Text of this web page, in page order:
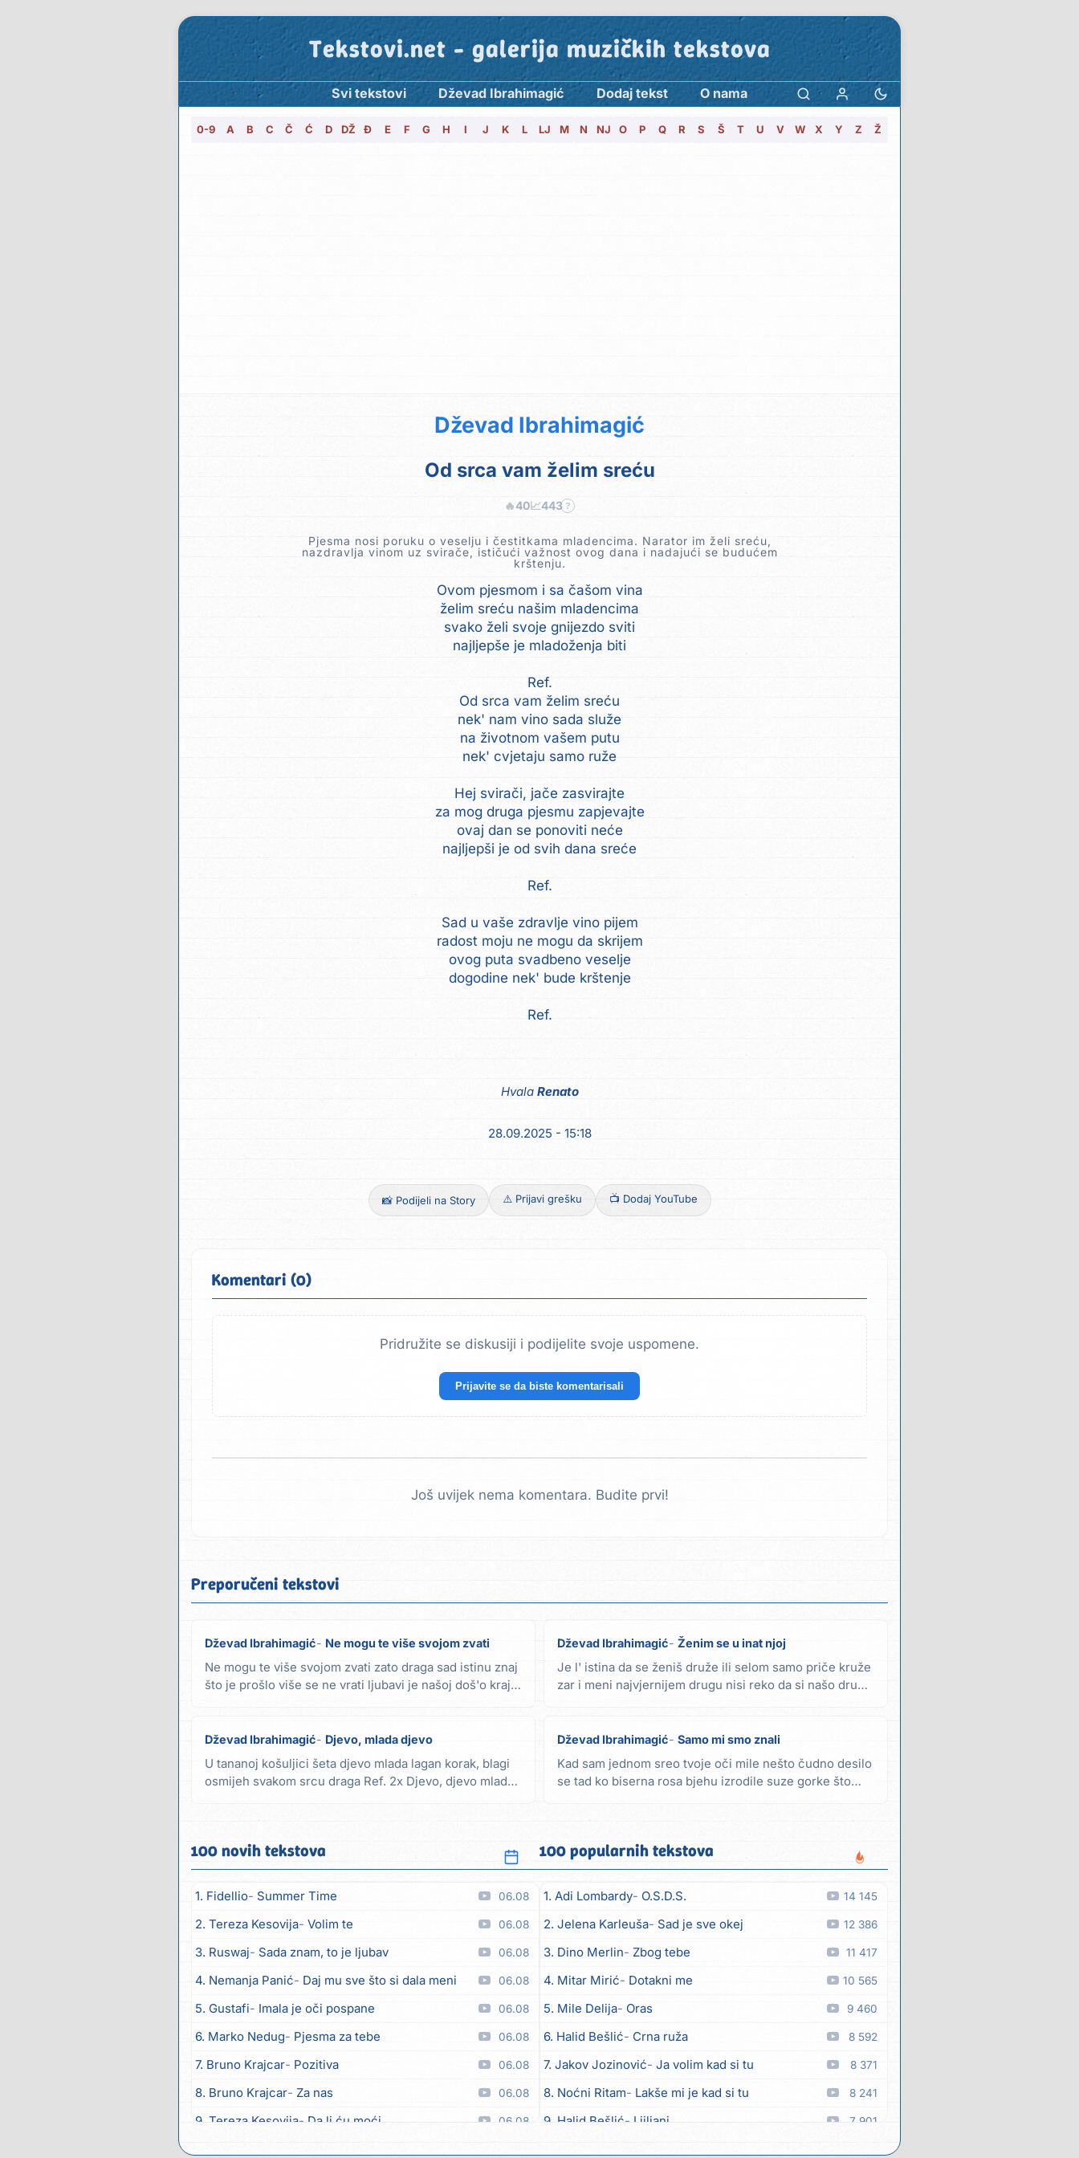
Tekstovi.net - galerija muzičkih tekstova
Svi tekstovi Dževad Ibrahimagić Dodaj tekst O nama
0-9 A B C Č Ć D DŽ Đ E F G H I J K L LJ M N NJ O P Q R S Š T U V W X Y Z Ž
Dževad Ibrahimagić
Od srca vam želim sreću
🔥40📈443 ?
Pjesma nosi poruku o veselju i čestitkama mladencima. Narator im želi sreću,
nazdravlja vinom uz svirače, ističući važnost ovog dana i nadajući se budućem
krštenju.
Ovom pjesmom i sa čašom vina
želim sreću našim mladencima
svako želi svoje gnijezdo sviti
najljepše je mladoženja biti
Ref.
Od srca vam želim sreću
nek' nam vino sada služe
na životnom vašem putu
nek' cvjetaju samo ruže
Hej svirači, jače zasvirajte
za mog druga pjesmu zapjevajte
ovaj dan se ponoviti neće
najljepši je od svih dana sreće
Ref.
Sad u vaše zdravlje vino pijem
radost moju ne mogu da skrijem
ovog puta svadbeno veselje
dogodine nek' bude krštenje
Ref.
Hvala Renato
28.09.2025 - 15:18
📸 Podijeli na Story ⚠️ Prijavi grešku 📺 Dodaj YouTube
Komentari (0)
Pridružite se diskusiji i podijelite svoje uspomene.
Prijavite se da biste komentarisali
Još uvijek nema komentara. Budite prvi!
Preporučeni tekstovi
Dževad Ibrahimagić Ne mogu te više svojom zvati
Ne mogu te više svojom zvati zato draga sad istinu znaj
što je prošlo više se ne vrati ljubavi je našoj doš'o kraj
Dževad Ibrahimagić Ženim se u inat njoj
Je l' istina da se ženiš druže ili selom samo priče kruže
zar i meni najvjernijem drugu nisi reko da si našo drugu
Dževad Ibrahimagić Djevo, mlada djevo
U tananoj košuljici šeta djevo mlada lagan korak, blagi
osmijeh svakom srcu draga Ref. 2x Djevo, djevo mlada
Dževad Ibrahimagić Samo mi smo znali
Kad sam jednom sreo tvoje oči mile nešto čudno desilo
se tad ko biserna rosa bjehu izrodile suze gorke što
100 novih tekstova
1. Fidellio Summer Time 06.08
2. Tereza Kesovija Volim te 06.08
3. Ruswaj Sada znam, to je ljubav 06.08
4. Nemanja Panić Daj mu sve što si dala meni 06.08
5. Gustafi Imala je oči pospane 06.08
6. Marko Nedug Pjesma za tebe 06.08
7. Bruno Krajcar Pozitiva 06.08
8. Bruno Krajcar Za nas 06.08
9. Tereza Kesovija Da li ću moći 06.08
100 popularnih tekstova
1. Adi Lombardy O.S.D.S. 14 145
2. Jelena Karleuša Sad je sve okej 12 386
3. Dino Merlin Zbog tebe 11 417
4. Mitar Mirić Dotakni me 10 565
5. Mile Delija Oras 9 460
6. Halid Bešlić Crna ruža 8 592
7. Jakov Jozinović Ja volim kad si tu 8 371
8. Noćni Ritam Lakše mi je kad si tu 8 241
9. Halid Bešlić Ljiljani 7 901